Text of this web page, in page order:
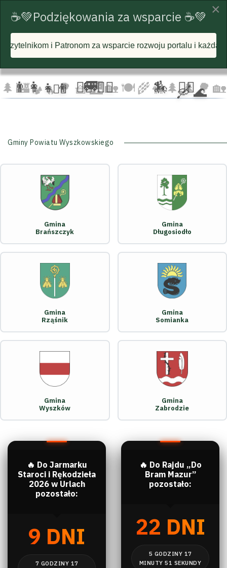
☁️ 🦅
☁️
🦅 🦅 ☁️
🌲 🏰🏕️ 🔥🌳 🧺🌉🏡 🍽️🌾🐄🌲 🌲🌳 🏡
🚐 🚴‍♂️
🏇 🛶 🌊
🚴‍♀️ 🏃‍♂️ 🏃‍♀️
Gminy Powiatu Wyszkowskiego
Gmina
Brańszczyk
Gmina
Długosiodło
Gmina
Rząśnik
Gmina
Somianka
Gmina
Wyszków
Gmina
Zabrodzie
🔥 Do Jarmarku
Staroci i Rękodzieła
2026 w Urlach
pozostało:
9 DNI
🔥 Do Rajdu „Do
Bram Mazur”
pozostało:
22 DNI
×
☕💚Podziękowania za wsparcie ☕💚
wsparcie rozwoju portalu i każdą postawioną wirtualną